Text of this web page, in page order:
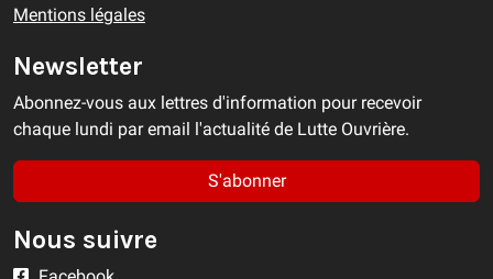
Mentions légales
Newsletter
Abonnez-vous aux lettres d'information pour recevoir
chaque lundi par email l'actualité de Lutte Ouvrière.
S'abonner
Nous suivre